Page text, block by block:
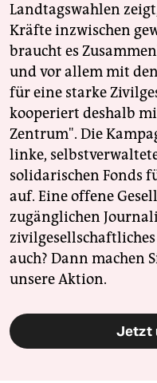
Landtagswahlen
Kräfte inzwischen
braucht es
und vor allem mit
für eine starke
kooperiert deshalb
Zentrum". Die
linke,
solidarischen Fonds
auf. Eine offene
zugänglichen
auch? Dann machen
unsere Aktion.
Jetzt